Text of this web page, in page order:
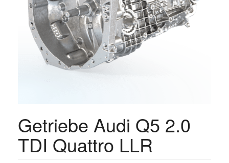
Getriebe Audi Q5 2.0
TDI Quattro LLR